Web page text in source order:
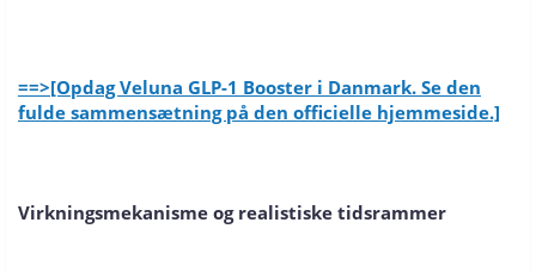
==>[Opdag Veluna GLP-1 Booster i Danmark. Se den
fulde sammensætning på den officielle hjemmeside.]
Virkningsmekanisme og realistiske tidsrammer